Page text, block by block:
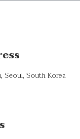
Seoul, South Korea